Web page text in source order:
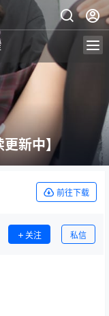
更新中】
前往下载
关注 私信